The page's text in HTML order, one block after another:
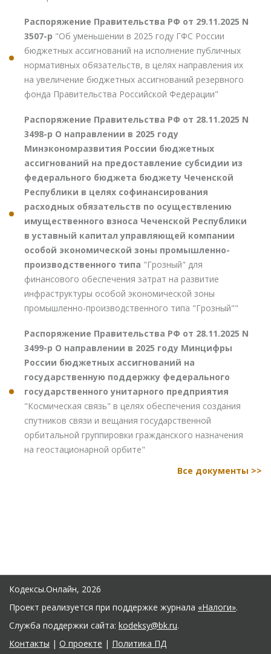
Распоряжение Правительства РФ от 29.11.2025 N
3507-р "Об уменьшении в 2025 году ГФС России
бюджетных ассигнований на исполнение публичных
нормативных обязательств, в целях направления их
на увеличение бюджетных ассигнований резервного
фонда Правительства Российской Федерации"
Распоряжение Правительства РФ от 28.11.2025 N
3498-р О направлении в 2025 году
Минэкономразвития России бюджетных
ассигнований на предоставление субсидии из
федерального бюджета бюджету Чеченской
Республики в целях софинансирования
расходных обязательств по осуществлению
имущественного взноса Чеченской Республики
в уставный капитал управляющей компании
особой экономической зоны промышленно-
производственного типа "Грозный" для
финансового обеспечения затрат на развитие
инфраструктуры особой экономической зоны
промышленно-производственного типа "Грозный""
Распоряжение Правительства РФ от 28.11.2025 N
3499-р О направлении в 2025 году Минцифры
России бюджетных ассигнований на
государственную поддержку федерального
государственного унитарного предприятия
"Космическая связь" в целях обеспечения создания
спутников связи и вещания государственной
орбитальной группировки гражданского назначения
на геостационарной орбите"
Все документы >>
Кодексы.Онлайн, 2026
Проект реализуется при поддержке журнала «Налоги».
Служба поддержки сайта: kodeksy@bk.ru.
Контакты | О проекте | Политика ПД